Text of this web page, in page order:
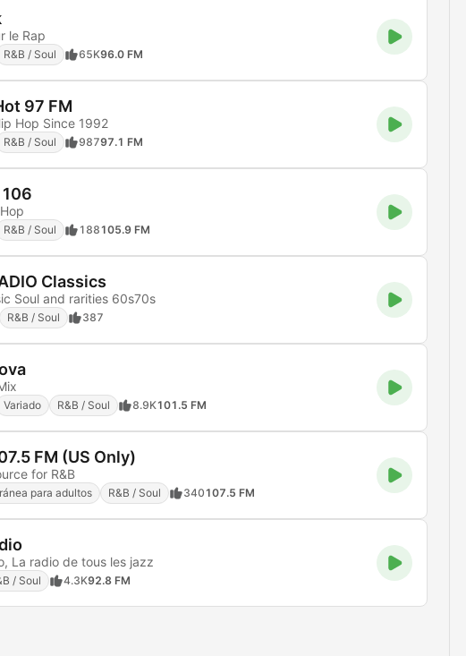
le Rap
R&B / Soul 65K96.0 FM
97 FM
Hop Since 1992
R&B / Soul 98797.1 FM
106
R&B / Soul 188105.9 FM
Classics
Soul and rarities 60s70s
R&B / Soul 387
Variado R&B / Soul 8.9K101.5 FM
FM (US Only)
for R&B
para adultos R&B / Soul 340107.5 FM
La radio de tous les jazz
/ Soul 4.3K92.8 FM